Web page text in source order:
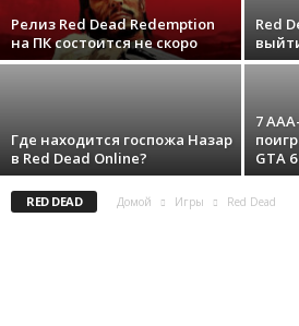
DEAD CIDE CLUB
DEADCRAFT DEATH
DEEP ROCK GALACTIC
DESTINY 2
DESTROY ALL HUMANS!
Релиз Red Dead Redemption
на ПК состоится не скоро
Red
Где находится госпожа Назар
в Red Dead Online?
7
GTA 6
RED DEAD Домой Игры Red Dead